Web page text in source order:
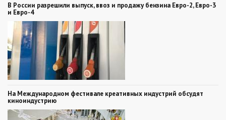
В России разрешили выпуск, ввоз и продажу бензина Евро-2, Евро-3
и Евро-4
На Международном фестивале креативных индустрий обсудят
киноиндустрию